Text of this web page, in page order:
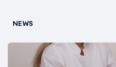
NEWS